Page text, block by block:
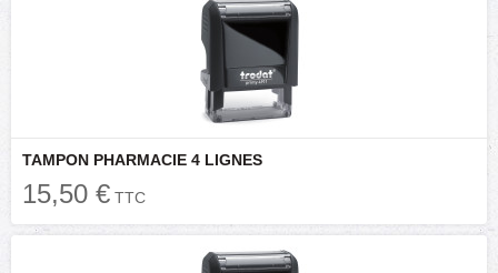
TAMPON PHARMACIE 4 LIGNES
15,50 € TTC